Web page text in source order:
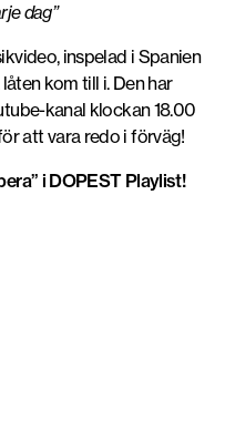
dag”
inspelad i Spanien
kom till i. Den har
kanal klockan 18.00
att vara redo i förväg!
i DOPEST Playlist!